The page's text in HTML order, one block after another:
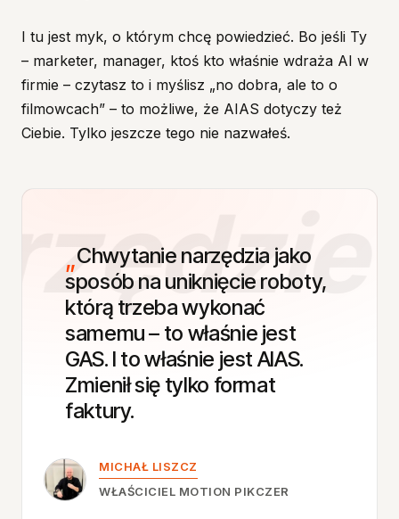
I tu jest myk, o którym chcę powiedzieć. Bo jeśli Ty
– marketer, manager, ktoś kto właśnie wdraża AI w
firmie – czytasz to i myślisz „no dobra, ale to o
filmowcach” – to możliwe, że AIAS dotyczy też
Ciebie. Tylko jeszcze tego nie nazwałeś.
Chwytanie narzędzia jako
sposób na uniknięcie roboty,
którą trzebawykonać
samemu– to właśnie jest
GAS. I towłaśnie jestAIAS.
Zmieniłsię tylko format
faktury.
MICHAŁ LISZCZ
WŁAŚCICIEL MOTION PIKCZER